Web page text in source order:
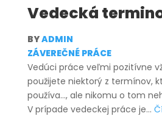
autorstvo
Vedecká
BYADMIN
ZÁVEREČNÉ PRÁCE
Vedúci práce veľmi pozitívne
použijete niektorý z termínov,
používa…, ale nikomu o tom
V prípade vedeckej práce je…